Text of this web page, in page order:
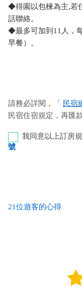
◆得園以包楝為主,若
話聯絡。
◆最多可加到11人，
早餐）。
請務必詳閱，「 民宿
民宿住宿規定，再匯
我同意以上訂房
號
ATM第一銀行-恆
ATM]、 [一銀ATM
(以上三個銀行網路
我們另外提供國外旅
21位遊客的心得